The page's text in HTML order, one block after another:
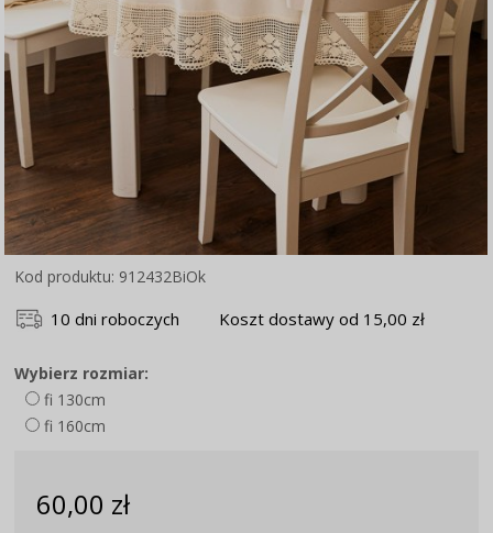
Kod produktu: 912432BiOk
10 dni roboczych Koszt dostawy od 15,00 zł
Wybierz rozmiar:
fi 130cm
fi 160cm
60,00 zł